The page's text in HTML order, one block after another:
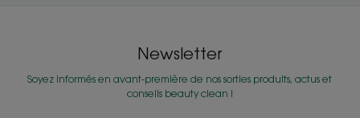
Newsletter
Soyez informés en avant-première de nos sorties produits, actus et
conseils beauty clean !